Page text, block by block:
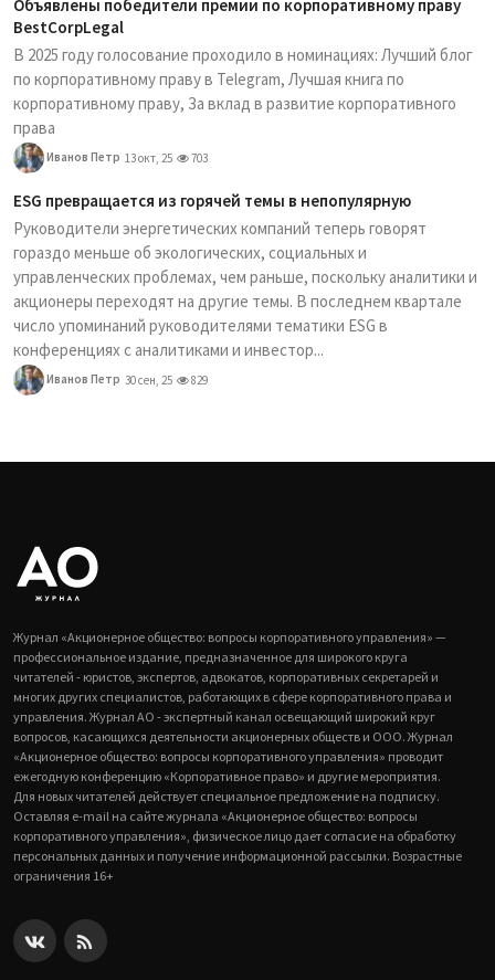
Объявлены победители премии по корпоративному праву
BestCorpLegal
В 2025 году голосование проходило в номинациях: Лучший блог
по корпоративному праву в Telegram, Лучшая книга по
корпоративному праву, За вклад в развитие корпоративного
права
Иванов Петр 13 окт, 25 703
ESG превращается из горячей темы в непопулярную
Руководители энергетических компаний теперь говорят
гораздо меньше об экологических, социальных и
управленческих проблемах, чем раньше, поскольку аналитики и
акционеры переходят на другие темы. В последнем квартале
число упоминаний руководителями тематики ESG в
конференциях с аналитиками и инвестор...
Иванов Петр 30 сен, 25 829
Журнал «Акционерное общество: вопросы корпоративного управления» —
профессиональное издание, предназначенное для широкого круга
читателей - юристов, экспертов, адвокатов, корпоративных секретарей и
многих других специалистов, работающих в сфере корпоративного права и
управления. Журнал АО - экспертный канал освещающий широкий круг
вопросов, касающихся деятельности акционерных обществ и ООО. Журнал
«Акционерное общество: вопросы корпоративного управления» проводит
ежегодную конференцию «Корпоративное право» и другие мероприятия.
Для новых читателей действует специальное предложение на подписку.
Оставляя e-mail на сайте журнала «Акционерное общество: вопросы
корпоративного управления», физическое лицо дает согласие на обработку
персональных данных и получение информационной рассылки. Возрастные
ограничения 16+